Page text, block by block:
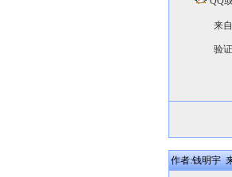
来自
验证
作者:钱明宇